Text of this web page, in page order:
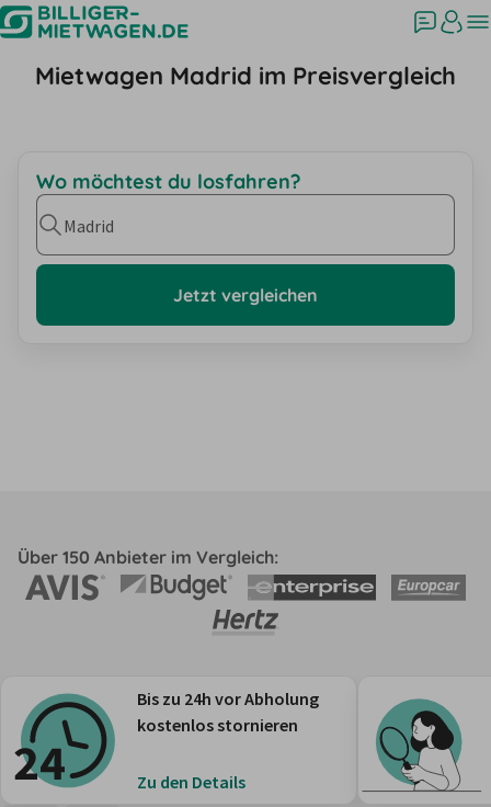
Mietwagen Madrid im Preisvergleich
Wo möchtest du losfahren?
Madrid
Jetzt vergleichen
Über 150 Anbieter im Vergleich:
Bis zu 24h vor Abholung
kostenlos stornieren
Zu den Details